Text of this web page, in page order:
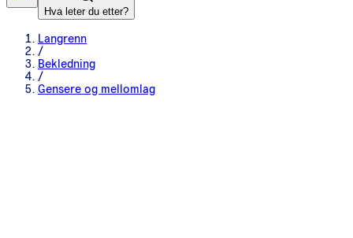
Hva leter du etter?
Langrenn
/
Bekledning
/
Gensere og mellomlag